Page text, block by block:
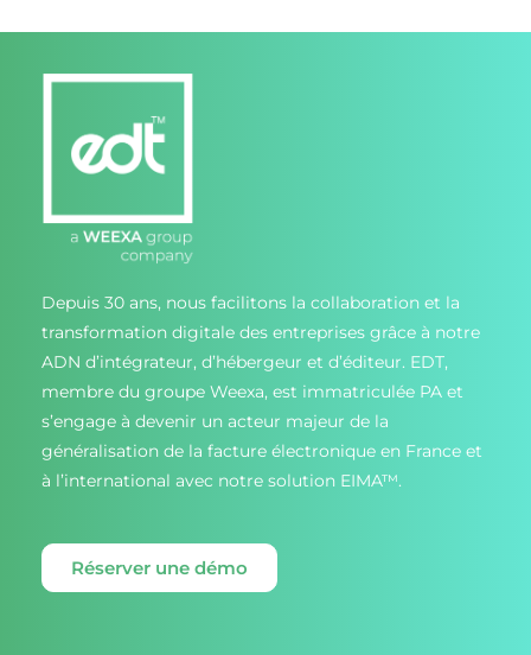
Depuis 30 ans, nous facilitons la collaboration et la
transformation digitale des entreprises grâce à notre
ADN d’intégrateur, d’hébergeur et d’éditeur. EDT,
membre du groupe Weexa, est immatriculée PA et
s’engage à devenir un acteur majeur de la
généralisation de la facture électronique en France et
à l’international avec notre solution EIMA™.
Réserver une démo